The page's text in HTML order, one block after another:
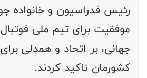
رئیس فدراسیون و خانواده
موفقیت برای تیم ملی
جهانی، بر اتحاد و همدلی
کشورمان تاکید کردند.